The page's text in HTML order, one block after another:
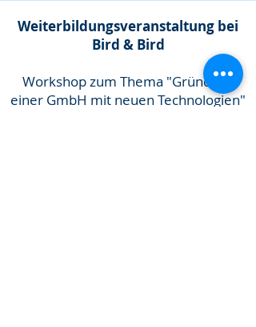
Weiterbildungsveranstaltung bei
Bird & Bird
Workshop zum Thema "Gründung
einer GmbH mit neuen Technologien"​